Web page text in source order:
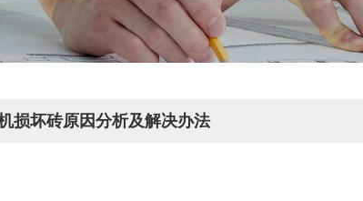
损坏砖原因分析及解决办法